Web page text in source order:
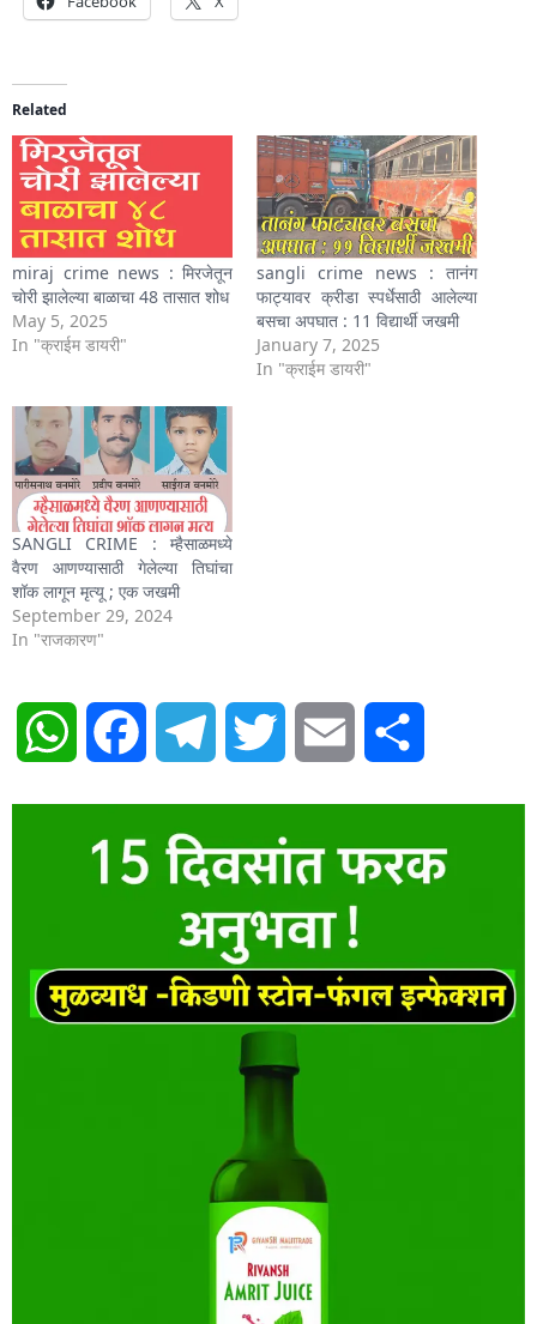
Related
miraj crime news : मिरजेतून
चोरी झालेल्या बाळाचा 48 तासात शोध
May 5, 2025
In "क्राईम डायरी"
sangli crime news : तानंग
फाट्यावर क्रीडा स्पर्धेसाठी आलेल्या
बसचा अपघात : 11 विद्यार्थी जखमी
January 7, 2025
In "क्राईम डायरी"
SANGLI CRIME : म्हैसाळमध्ये
वैरण आणण्यासाठी गेलेल्या तिघांचा
शॉक लागून मृत्यू ; एक जखमी
September 29, 2024
In "राजकारण"
WhatsAppFacebook Telegram Twitter Email